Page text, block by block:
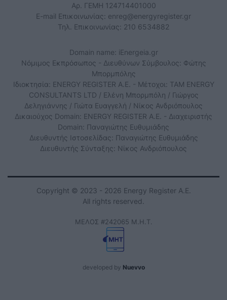
Αρ. ΓΕΜΗ 124714401000
E-mail Επικοινωνίας: enreg@energyregister.gr
Τηλ. Επικοινωνίας: 210 6534882
Domain name: iEnergeia.gr
Νόμιμος Εκπρόσωπος - Διευθύνων Σύμβουλος: Φώτης
Μπορμπόλης
Ιδιοκτησία: ENERGY REGISTER Α.Ε. - Μέτοχοι: TAM ENERGY
CONSULTANTS LTD / Ελένη Μπορμπόλη / Γιώργος
Δεληγιάννης / Γιώτα Ευαγγελή / Νίκος Ανδριόπουλος
Δικαιούχος Domain: ENERGY REGISTER Α.Ε. - Διαχειριστής
Domain: Παναγιώτης Ευθυμιάδης
Διευθυντής Ιστοσελίδας: Παναγιώτης Ευθυμιάδης
Διευθυντής Σύνταξης: Νίκος Ανδριόπουλος
Copyright © 2023 - 2026 Energy Register Α.Ε.
All rights reserved.
ΜΕΛΟΣ #242065 Μ.Η.Τ.
developed by Nuevvo